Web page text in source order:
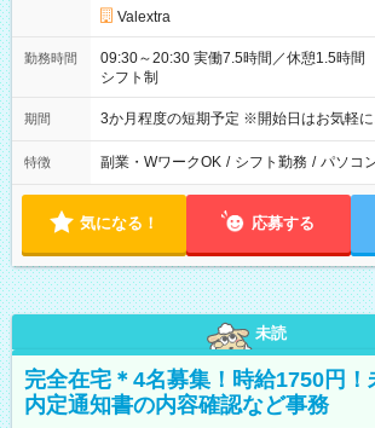
Valextra
勤務時間
09:30～20:30 実働7.5時間／休憩1.5時間 営業時間に合わせた
シフト制
期間 3か月程度の短期予定 ※開始日はお気軽
特徴 副業・WワークOK / シフト勤務 / パソコ
気になる！ 応募する
未読
完全在宅＊4名募集！時給1750円！
内定通知書の内容確認など事務